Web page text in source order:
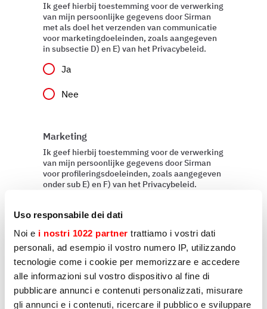
Uso responsabile dei dati
Noi e i nostri 1022 partner trattiamo i vostri dati
personali, ad esempio il vostro numero IP, utilizzando
tecnologie come i cookie per memorizzare e accedere
alle informazioni sul vostro dispositivo al fine di
pubblicare annunci e contenuti personalizzati, misurare
gli annunci e i contenuti, ricercare il pubblico e sviluppare
Ik geef hierbij toestemming voor de verwerking
van mijn persoonlijke gegevens door Sirman
met als doel het verzenden van communicatie
voor marketingdoeleinden, zoals aangegeven
in subsectie D) en E) van het Privacybeleid.
Ja
Nee
Marketing
Ik geef hierbij toestemming voor de verwerking
van mijn persoonlijke gegevens door Sirman
voor profileringsdoeleinden, zoals aangegeven
onder sub E) en F) van het Privacybeleid.
Nee
Versturen